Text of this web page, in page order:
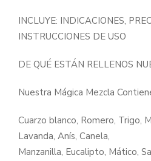
INCLUYE: INDICACIONES,
INSTRUCCIONES DE USO
DE QUÉ ESTÁN RELLENOS
Nuestra Mágica Mezcla
Cuarzo blanco, Romero, Trigo,
Lavanda, Anís, Canela,
Manzanilla, Eucalipto, Mático,